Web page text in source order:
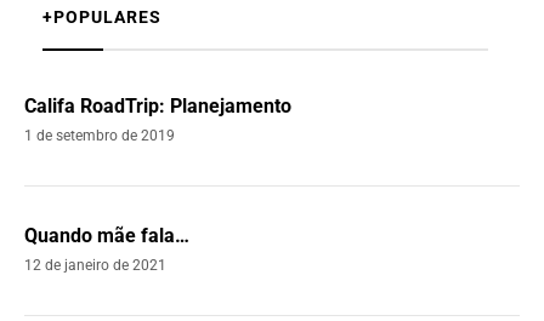
+POPULARES
Califa RoadTrip: Planejamento
1 de setembro de 2019
Quando mãe fala…
12 de janeiro de 2021